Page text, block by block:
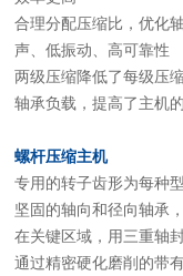
合理分配压缩比，优化
声、低振动、高可靠性
两级压缩降低了每级压
轴承负载，提高了主机
螺杆压缩主机
专用的转子齿形为每种
坚固的轴向和径向轴承
在关键区域，用三重轴
通过精密硬化磨削的带